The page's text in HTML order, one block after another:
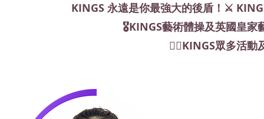
KINGS 永遠是你最強大的後盾！⚔️
🎖️KINGS藝術體操及英國皇家
👍🏻KINGS眾多活